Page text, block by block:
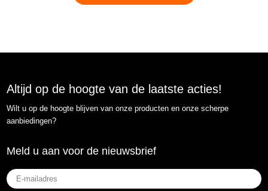
Altijd op de hoogte van de laatste acties!
Wilt u op de hoogte blijven van onze producten en onze scherpe
aanbiedingen?
Meld u aan voor de nieuwsbrief
E-
mailadres